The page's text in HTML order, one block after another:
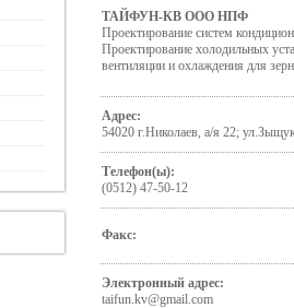
ТАЙФУН-КВ ООО НПФ
Проектирование систем
Проектирование холодильных
вентиляции и охлаждения для
Адрес:
54020 г.Николаев, а/я 22;
Телефон(ы):
(0512) 47-50-12
Факс:
Электронный адрес:
taifun.kv@gmail.com